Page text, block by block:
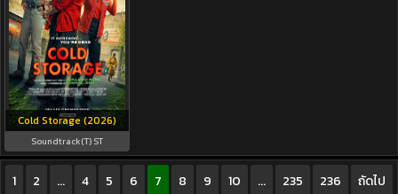
Cold Storage (2026)
Soundtrack(T) ST
1 2 ... 4 5 6 7 8 9 10 ... 235 236 ถัดไป